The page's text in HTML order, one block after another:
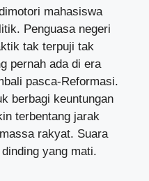
mahasiswa
Penguasa negeri
tak terpuji tak
pernah ada di era
pasca-Reformasi.
berbagi keuntungan
terbentang jarak
rakyat. Suara
yang mati.